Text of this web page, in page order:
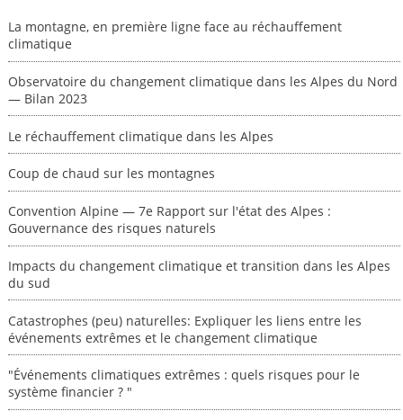
La montagne, en première ligne face au réchauffement
climatique
Observatoire du changement climatique dans les Alpes du Nord
— Bilan 2023
Le réchauffement climatique dans les Alpes
Coup de chaud sur les montagnes
Convention Alpine — 7e Rapport sur l'état des Alpes :
Gouvernance des risques naturels
Impacts du changement climatique et transition dans les Alpes
du sud
Catastrophes (peu) naturelles: Expliquer les liens entre les
événements extrêmes et le changement climatique
"Événements climatiques extrêmes : quels risques pour le
système financier ? "